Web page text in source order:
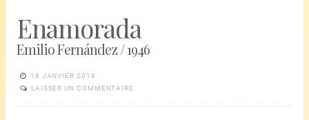
Enamorada
Emilio Fernández / 1946
18 JANVIER 2019
LAISSER UN COMMENTAIRE